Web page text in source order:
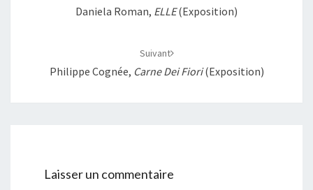
Daniela Roman, ELLE(exposition)
Suivant
Philippe Cognée, Carne Dei Fiori(exposition)
Laisser un commentaire